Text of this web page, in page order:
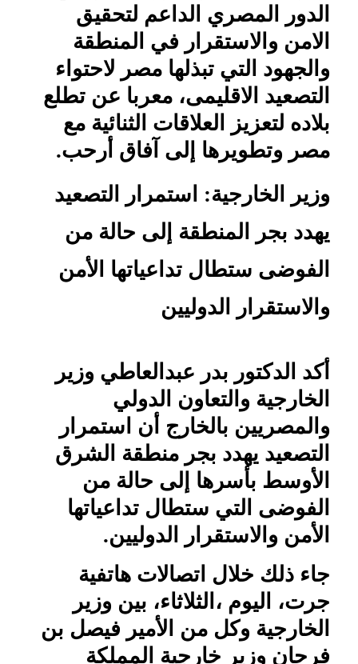
الدور المصري الداعم لتحقيق
الامن والاستقرار في المنطقة
والجهود التي تبذلها مصر لاحتواء
التصعيد الاقليمى، معربا عن تطلع
بلاده لتعزيز العلاقات الثنائية مع
مصر وتطويرها إلى آفاق أرحب.
وزير الخارجية: استمرار التصعيد
يهدد بجر المنطقة إلى حالة من
الفوضى ستطال تداعياتها الأمن
والاستقرار الدوليين
أكد الدكتور بدر عبدالعاطي وزير
الخارجية والتعاون الدولي
والمصريين بالخارج أن استمرار
التصعيد يهدد بجر منطقة الشرق
الأوسط بأسرها إلى حالة من
الفوضى التي ستطال تداعياتها
الأمن والاستقرار الدوليين.
جاء ذلك خلال اتصالات هاتفية
جرت، اليوم ،الثلاثاء، بين وزير
الخارجية وكل من الأمير فيصل بن
فرحان وزير خارجية المملكة